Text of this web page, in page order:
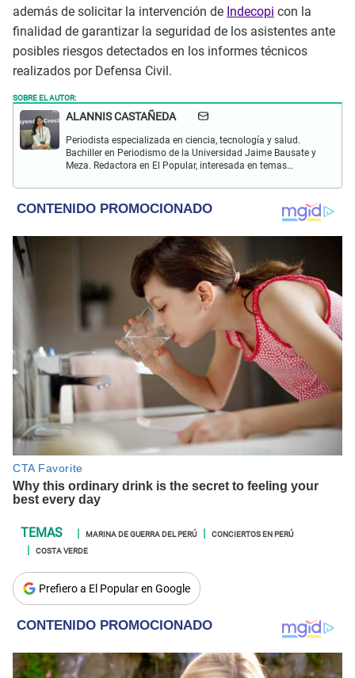
además de solicitar la intervención de Indecopi con la
finalidad de garantizar la seguridad de los asistentes ante
posibles riesgos detectados en los informes técnicos
realizados por Defensa Civil.
SOBRE EL AUTOR:
ALANNIS CASTAÑEDA
Periodista especializada en ciencia, tecnología y salud.
Bachiller en Periodismo de la Universidad Jaime Bausate y
Meza. Redactora en El Popular, interesada en temas
astronómicos, hallazgos y más.
MARINA DE GUERRA DEL PERÚ
CONCIERTOS EN PERÚ
COSTA VERDE
Prefiero a El Popular en Google